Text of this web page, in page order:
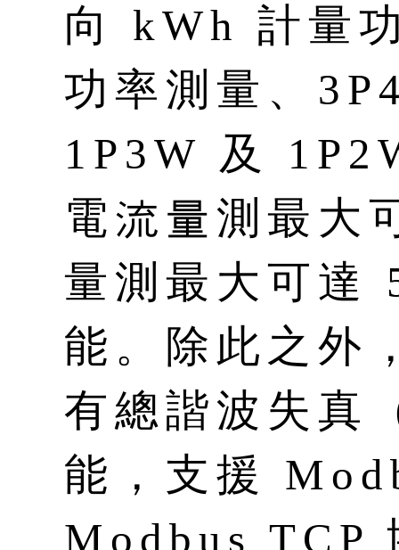
向 kWh 計量
功率測量、
1P3W 及
電流量測最大
量測最大可達
能。除此之外
有總諧波失真
能，支援
Modbus TCP